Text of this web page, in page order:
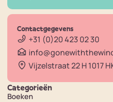
Contactgegevens
+31 (0)20 423 02 30
Vijzelstraat 22 H 1017
Categorieën
Boeken